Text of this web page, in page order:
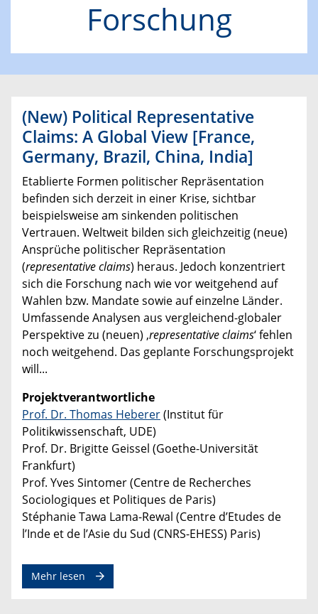
Forschung
(New) Political Representative
Claims: A Global View [France,
Germany, Brazil, China, India]
Etablierte Formen politischer Repräsentation
befinden sich derzeit in einer Krise, sichtbar
beispielsweise am sinkenden politischen
Vertrauen. Weltweit bilden sich gleichzeitig (neue)
Ansprüche politischer Repräsentation
(representative claims) heraus. Jedoch konzentriert
sich die Forschung nach wie vor weitgehend auf
Wahlen bzw. Mandate sowie auf einzelne Länder.
Umfassende Analysen aus vergleichend-globaler
Perspektive zu (neuen) ‚representative claims‘ fehlen
noch weitgehend. Das geplante Forschungsprojekt
will...
Projektverantwortliche
Prof. Dr. Thomas Heberer(Institut für
Politikwissenschaft, UDE)
Prof. Dr. Brigitte Geissel (Goethe-Universität
Frankfurt)
Prof. Yves Sintomer (Centre de Recherches
Sociologiques et Politiques de Paris)
Stéphanie Tawa Lama-Rewal (Centre d’Etudes de
l’Inde et de l’Asie du Sud (CNRS-EHESS) Paris)
Mehr lesen